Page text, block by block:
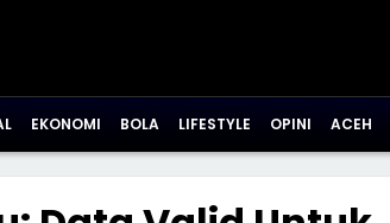
EKONOMI BOLA LIFESTYLE OPINI ACEH